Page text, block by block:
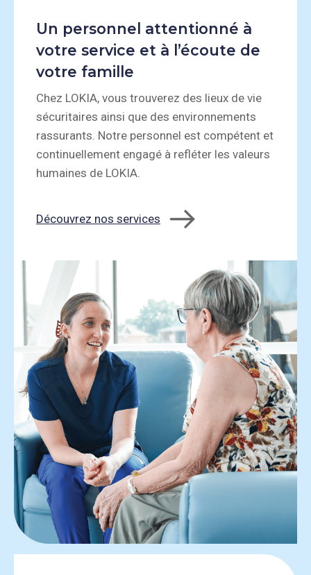
Un personnel attentionné à
votre service et à l’écoute de
votre famille
Chez LOKIA, vous trouverez des lieux de vie
sécuritaires ainsi que des environnements
rassurants. Notre personnel est compétent et
continuellement engagé à refléter les valeurs
humaines de LOKIA.
Découvrez nos services